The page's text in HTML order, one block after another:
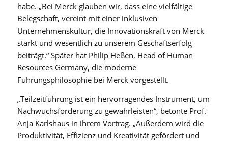
habe. „Bei Merck glauben wir, dass eine vielfältige
Belegschaft, vereint mit einer inklusiven
Unternehmenskultur, die Innovationskraft von Merck
stärkt und wesentlich zu unserem Geschäftserfolg
beiträgt.“ Später hat Philip Heßen, Head of Human
Resources Germany, die moderne
Führungsphilosophie bei Merck vorgestellt.
„Teilzeitführung ist ein hervorragendes Instrument, um
Nachwuchsförderung zu gewährleisten“, betonte Prof.
Anja Karlshaus in ihrem Vortrag. „Außerdem wird die
Produktivität, Effizienz und Kreativität gefördert und